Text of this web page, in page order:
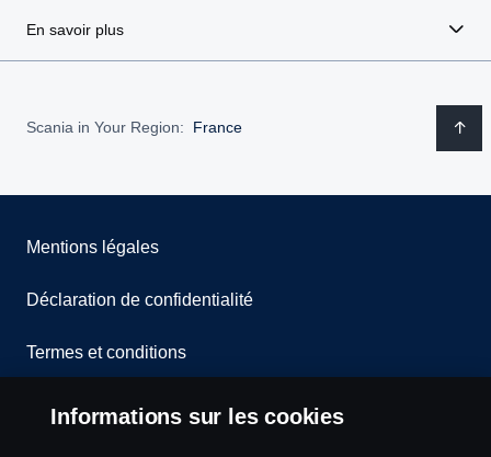
En savoir plus
Scania in Your Region: France
Mentions légales
Déclaration de confidentialité
Termes et conditions
Contactez-nous
Informations sur les cookies